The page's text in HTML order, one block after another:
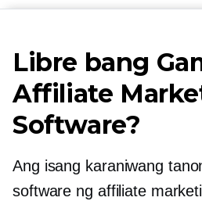
Libre bang
Affiliate
Software?
Ang isang karaniwang
software ng affiliate